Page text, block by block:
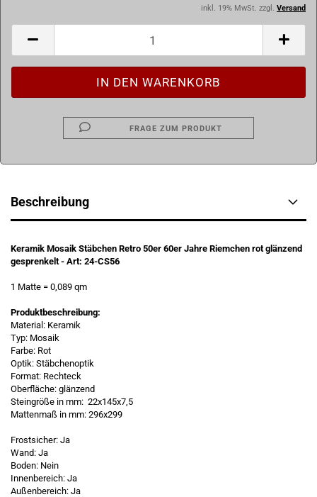
inkl. 19% MwSt. zzgl. Versand
FRAGE ZUM PRODUKT
Beschreibung
Keramik Mosaik Stäbchen Retro 50er 60er Jahre Riemchen rot glänzend
gesprenkelt - Art: 24-CS56
1 Matte = 0,089 qm
Produktbeschreibung:
Material: Keramik
Typ: Mosaik
Farbe: Rot
Optik: Stäbchenoptik
Format: Rechteck
Oberfläche: glänzend
Steingröße in mm: 22x145x7,5
Mattenmaß in mm: 296x299
Frostsicher: Ja
Wand: Ja
Boden: Nein
Innenbereich: Ja
Außenbereich: Ja